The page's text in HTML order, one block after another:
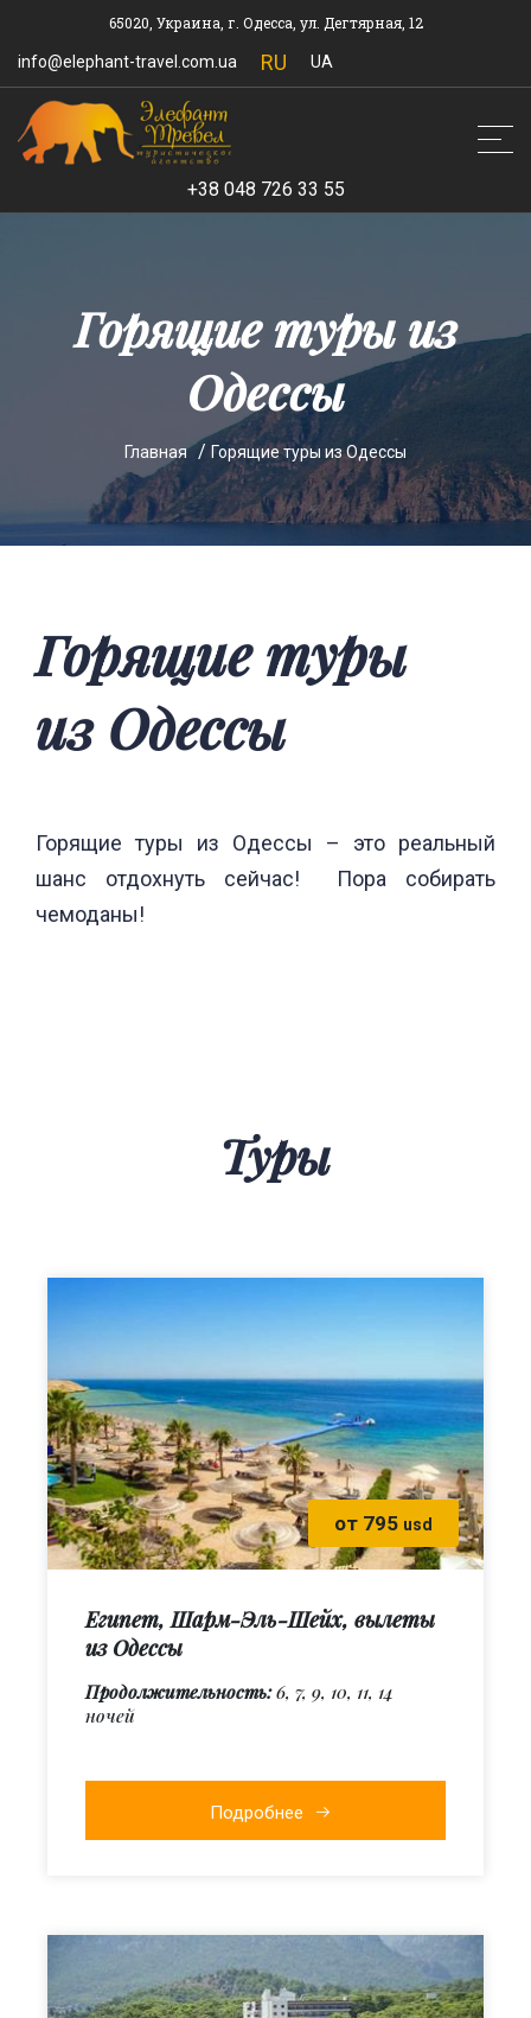
65020, Украина, г. Одесса, ул. Дегтярная, 12
info@elephant-travel.com.ua RU UA
+38 048 726 33 55
Горящие туры из
Одессы
Главная Горящие туры из Одессы
Горящие туры
из Одессы
Горящие туры из Одессы – это реальный
шанс отдохнуть сейчас! Пора собирать
чемоданы!
Туры
от 795 usd
Египет, Шарм-Эль-Шейх, вылеты
из Одессы
Продолжительность:6, 7, 9, 10, 11, 14
ночей
Подробнее